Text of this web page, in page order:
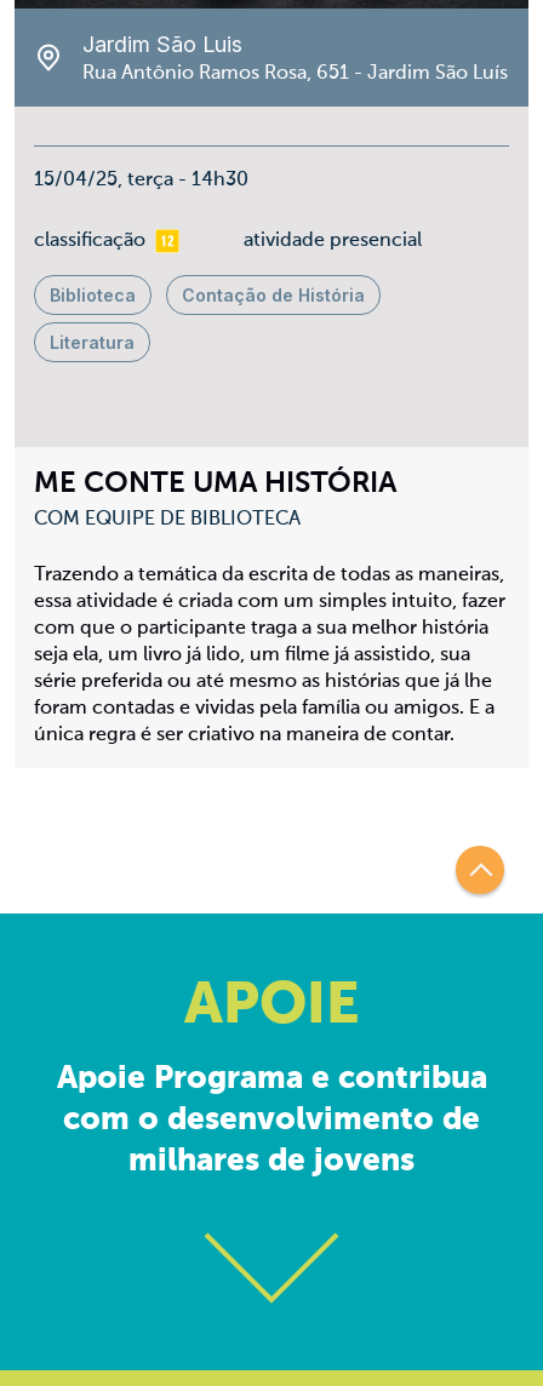
ME CONTE UMA HISTÓRIA
COM EQUIPE DE BIBLIOTECA
Trazendo a temática da escrita de todas as maneiras,
essa atividade é criada com um simples intuito, fazer
com que o participante traga a sua melhor história
seja ela, um livro já lido, um filme já assistido, sua
série preferida ou até mesmo as histórias que já lhe
foram contadas e vividas pela família ou amigos. E a
única regra é ser criativo na maneira de contar.
Jardim São Luis
Rua Antônio Ramos Rosa, 651 - Jardim São Luís
15/04/25, terça - 14h30
classificaçãomais 12 atividade presencial
Biblioteca Contação de História
Literatura
APOIE
Apoie Programa e contribua
com o desenvolvimento de
milhares de jovens